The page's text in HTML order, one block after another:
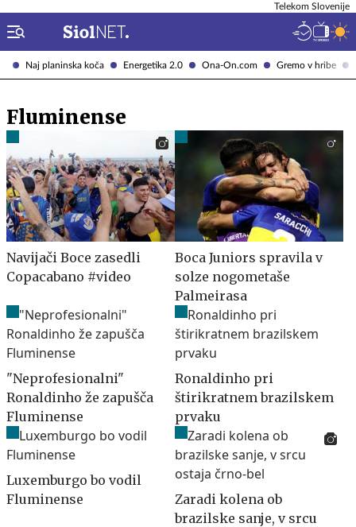
Naj planinska koča Energetika 2.0 Ona-On.com Gremo v hribe
Telekom Slovenije
Fluminense
Navijači Boce zasedli
Copacabano #video
Boca Juniors spravila v
solze nogometaše
Palmeirasa
"Neprofesionalni"
Ronaldinho že zapušča
Fluminense
Ronaldinho pri
štirikratnem brazilskem
prvaku
Luxemburgo bo vodil
Fluminense
Zaradi kolena ob
brazilske sanje, v srcu